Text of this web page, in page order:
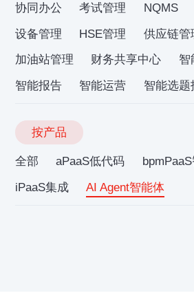
协同办公
考试管理 NQMS
设备管理
HSE管理
供应链管
加油站管理
财务共享中心
智
智能报告
智能运营 智能选题
按产品
全部 aPaaS低代码
iPaaS集成
AI Agent智能体